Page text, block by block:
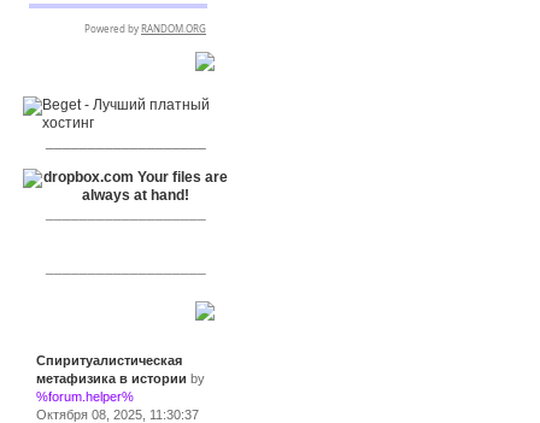
Спиритуалистическая
метафизика в истории by
%forum.helper%
Октября 08, 2025, 11:30:37